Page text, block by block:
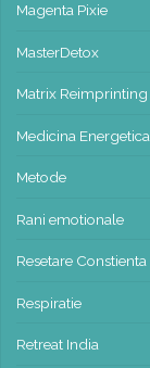
Magenta Pixie
MasterDetox
Matrix Reimprinting
Medicina Energetica
Metode
Rani emotionale
Resetare Constienta
Respiratie
Retreat India